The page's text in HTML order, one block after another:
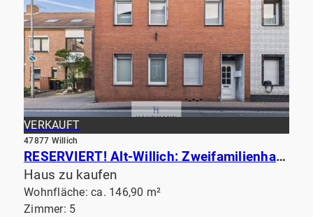
VERKAUFT
47877 Willich
RESERVIERT! Alt-Willich: Zweifamilienhaus in zentraler Lage mit Garagen
Haus zu kaufen
Wohnfläche: ca. 146,90 m²
Zimmer: 5